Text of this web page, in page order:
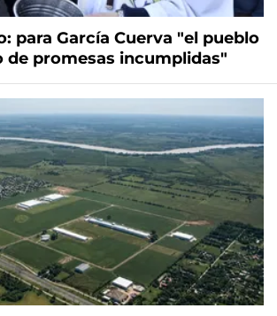
para García Cuerva "el pueblo
de promesas incumplidas"